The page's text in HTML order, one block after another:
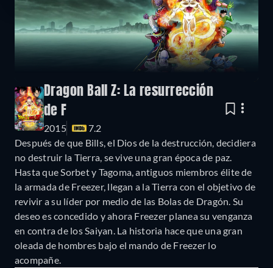
Dragon Ball Z: La resurrección
de F
2015
7.2
Después de que Bills, el Dios de la destrucción, decidiera
no destruir la Tierra, se vive una gran época de paz.
Hasta que Sorbet y Tagoma, antiguos miembros élite de
la armada de Freezer, llegan a la Tierra con el objetivo de
revivir a su líder por medio de las Bolas de Dragón. Su
deseo es concedido y ahora Freezer planea su venganza
en contra de los Saiyan. La historia hace que una gran
oleada de hombres bajo el mando de Freezer lo
acompañe.